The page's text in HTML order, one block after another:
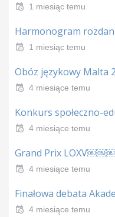
1 miesiąc temu
Harmonogram
1 miesiąc temu
Obóz językowy Malta
4 miesiące temu
Konkurs społeczno-
4 miesiące temu
Grand Prix LOXV￼￼￼
4 miesiące temu
Finałowa debata
4 miesiące temu